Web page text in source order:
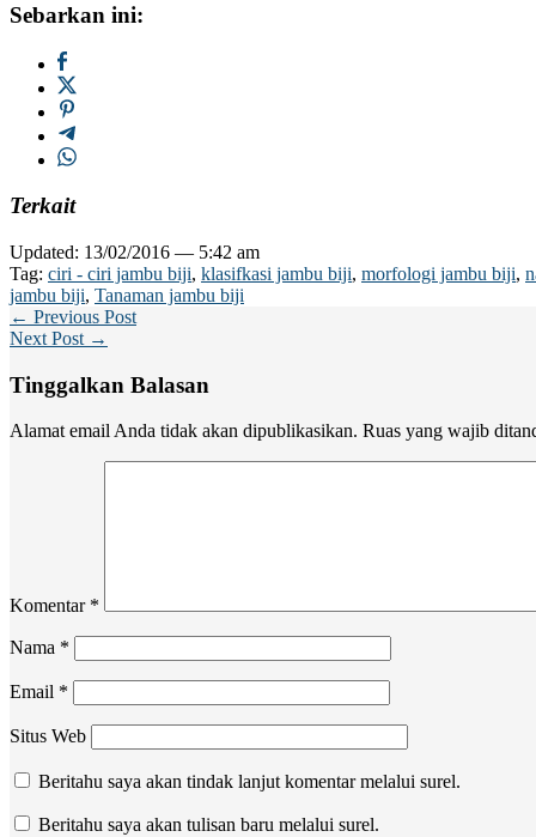
Sebarkan ini:
Terkait
Updated: 13/02/2016 — 5:42 am
Tag: ciri - ciri jambu biji, klasifkasi jambu biji, morfologi jambu biji,
jambu biji, Tanaman jambu biji
← Previous Post
Next Post →
Tinggalkan Balasan
Alamat email Anda tidak akan dipublikasikan. Ruas yang wajib
Komentar *
Nama *
Email *
Situs Web
Beritahu saya akan tindak lanjut komentar melalui surel.
Beritahu saya akan tulisan baru melalui surel.